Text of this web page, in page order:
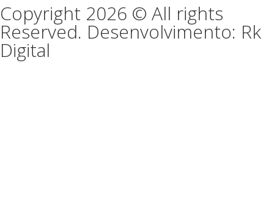
Copyright 2026 © All rights
Reserved. Desenvolvimento: Rk
Digital